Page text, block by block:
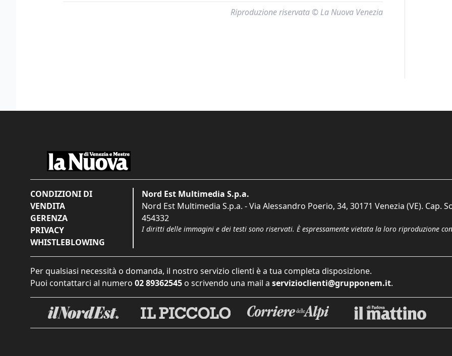
Riproduzione riservata © La Nuova Venezia
CONDIZIONI DI
VENDITA
GERENZA
PRIVACY
WHISTLEBLOWING
Nord Est Multimedia S.p.a.
Nord Est Multimedia S.p.a. - Via Alessandro Poerio, 34, 30171 Venezia (VE). Cap.
454332
I diritti delle immagini e dei testi sono riservati. È espressamente vietata la loro riproduzione
Per qualsiasi necessità o domanda, il nostro servizio clienti è a tua completa disposizione.
Puoi contattarci al numero 02 89362545 o scrivendo una mail a servizioclienti@grupponem.it.